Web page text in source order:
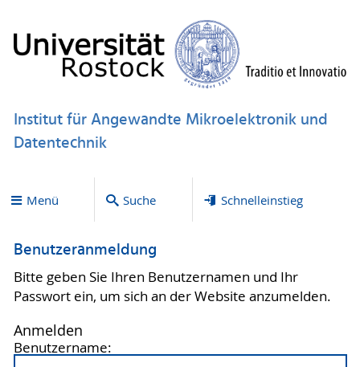
Institut für Angewandte Mikroelektronik und
Datentechnik
Menü Suche Schnelleinstieg
Benutzeranmeldung
Bitte geben Sie Ihren Benutzernamen und Ihr
Passwort ein, um sich an der Website anzumelden.
Anmelden
Benutzername: